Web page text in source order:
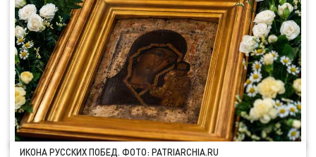
ИКОНА РУССКИХ ПОБЕД. ФОТО: PATRIARCHIA.RU